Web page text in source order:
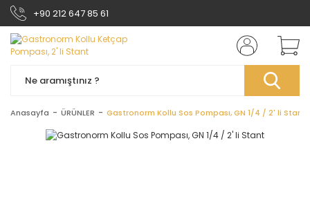
+90 212 647 85 61
Anasayfa ÜRÜNLER Gastronorm Kollu Sos Pompası, GN 1/4 / 2' li Stant